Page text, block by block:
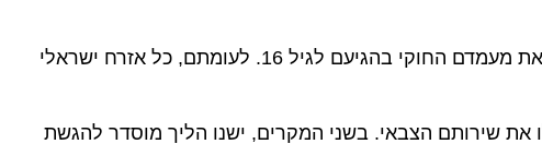
פטור עקב הגירה לחו"ל – ילדי מהגרים שנולדו בחו"ל זכאים לפטור משירות צבאי במידה והם דואגים להסידר את מעמדם החוקי בהגיעם לגיל 16. לעומתם, כל אזרח ישראלי
את שירותם הצבאי. בשני המקרים, ישנו הליך מוסדר להגשת